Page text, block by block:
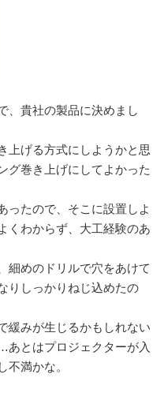
、貴社の製品に決めまし
上げる方式にしようかと思
グ巻き上げにしてよかった
ったので、そこに設置しよ
くわからず、大工経験のあ
細めのドリルで穴をあけて
りしっかりねじ込めたの
緩みが生じるかもしれない
とはプロジェクターが入
不満かな。